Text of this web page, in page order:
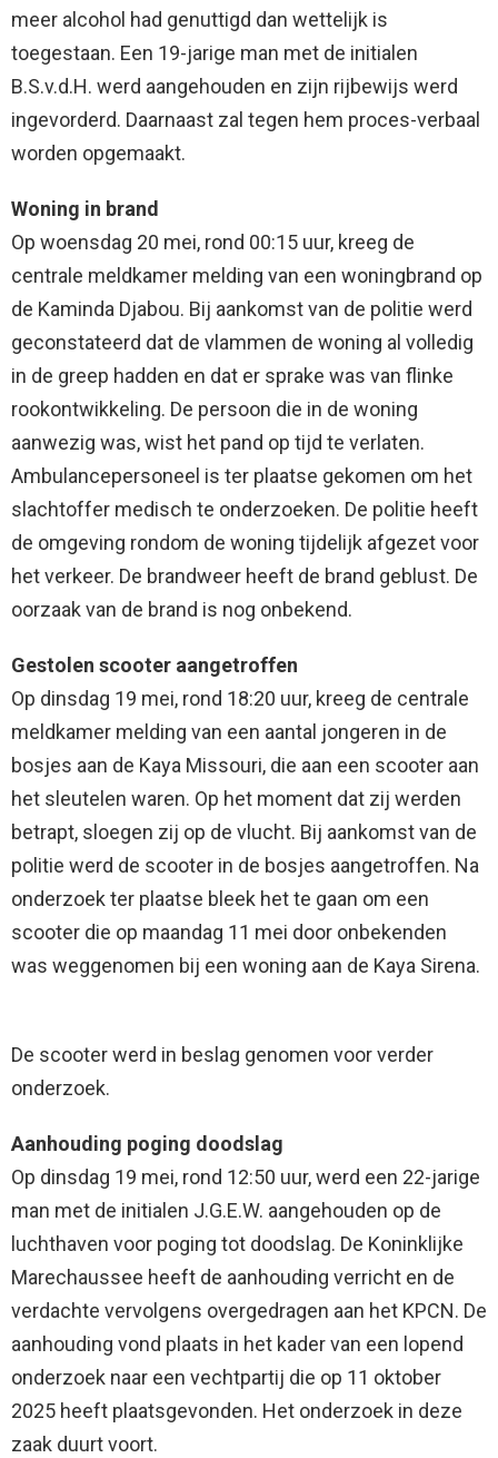
meer alcohol had genuttigd dan wettelijk is
toegestaan. Een 19-jarige man met de initialen
B.S.v.d.H. werd aangehouden en zijn rijbewijs werd
ingevorderd. Daarnaast zal tegen hem proces-verbaal
worden opgemaakt.
Woning in brand
Op woensdag 20 mei, rond 00:15 uur, kreeg de
centrale meldkamer melding van een woningbrand op
de Kaminda Djabou. Bij aankomst van de politie werd
geconstateerd dat de vlammen de woning al volledig
in de greep hadden en dat er sprake was van flinke
rookontwikkeling. De persoon die in de woning
aanwezig was, wist het pand op tijd te verlaten.
Ambulancepersoneel is ter plaatse gekomen om het
slachtoffer medisch te onderzoeken. De politie heeft
de omgeving rondom de woning tijdelijk afgezet voor
het verkeer. De brandweer heeft de brand geblust. De
oorzaak van de brand is nog onbekend.
Gestolen scooter aangetroffen
Op dinsdag 19 mei, rond 18:20 uur, kreeg de centrale
meldkamer melding van een aantal jongeren in de
bosjes aan de Kaya Missouri, die aan een scooter aan
het sleutelen waren. Op het moment dat zij werden
betrapt, sloegen zij op de vlucht. Bij aankomst van de
politie werd de scooter in de bosjes aangetroffen. Na
onderzoek ter plaatse bleek het te gaan om een
scooter die op maandag 11 mei door onbekenden
was weggenomen bij een woning aan de Kaya Sirena.
De scooter werd in beslag genomen voor verder
onderzoek.
Aanhouding poging doodslag
Op dinsdag 19 mei, rond 12:50 uur, werd een 22-jarige
man met de initialen J.G.E.W. aangehouden op de
luchthaven voor poging tot doodslag. De Koninklijke
Marechaussee heeft de aanhouding verricht en de
verdachte vervolgens overgedragen aan het KPCN. De
aanhouding vond plaats in het kader van een lopend
onderzoek naar een vechtpartij die op 11 oktober
2025 heeft plaatsgevonden. Het onderzoek in deze
zaak duurt voort.